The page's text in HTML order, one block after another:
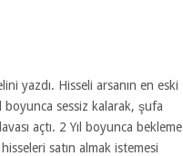
yazdı. Hisseli arsanın en eski
sessiz kalarak, şufa
açtı. 2 Yıl boyunca bekleme
satın almak istemesi